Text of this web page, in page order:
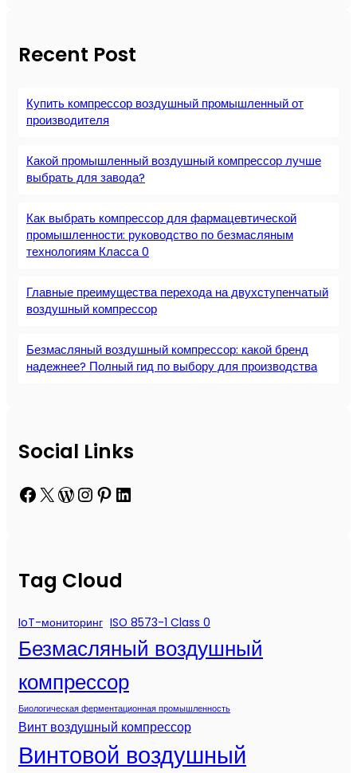
Recent Post
Купить компрессор воздушный промышленный от
производителя
Какой промышленный воздушный компрессор лучше
выбрать для завода?
Как выбрать компрессор для фармацевтической
промышленности: руководство по безмасляным
технологиям Класса 0
Главные преимущества перехода на двухступенчатый
воздушный компрессор
Безмасляный воздушный компрессор: какой бренд
надежнее? Полный гид по выбору для производства
Social Links
Facebook X WordPress InstagramPinterest LinkedIn
Tag Cloud
IoT-мониторинг ISO 8573-1 Class 0
Безмасляный воздушный
компрессор
Биологическая ферментационная промышленность
Винт воздушный компрессор
Винтовой воздушный